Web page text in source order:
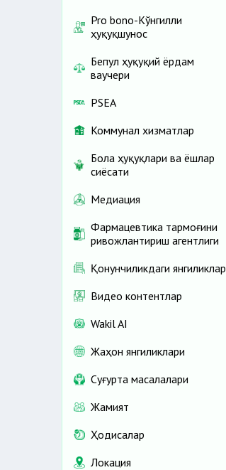
Pro bono-Кўнгилли
ҳуқуқшунос
Бепул ҳуқуқий ёрдам
ваучери
PSEA
Коммунал хизматлар
Бола ҳуқуқлари ва ёшлар
сиёсати
Медиация
Фармацевтика тармоғини
ривожлантириш агентлиги
Қонунчиликдаги янгиликлар
Видео контентлар
Wakil AI
Жаҳон янгиликлари
Cуғурта масалалари
Жамият
Ҳодисалар
Локация